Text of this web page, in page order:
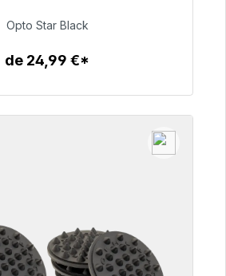
93,00 €
Opto Star Black
de 24,99 €*